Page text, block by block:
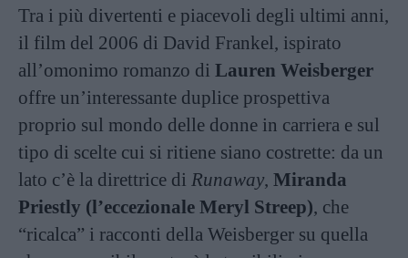
Tra i più divertenti e piacevoli degli ultimi anni,
il film del 2006 di David Frankel, ispirato
all’omonimo romanzo di Lauren Weisberger
offre un’interessante duplice prospettiva
proprio sul mondo delle donne in carriera e sul
tipo di scelte cui si ritiene siano costrette: da un
lato c’è la direttrice di Runaway, Miranda
Priestly (l’eccezionale Meryl Streep), che
“ricalca” i racconti della Weisberger su quella